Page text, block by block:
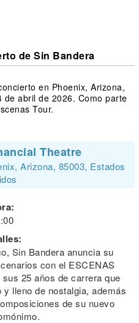
de Sin Bandera
en Phoenix, Arizona,
de abril de 2026. Como parte
Tour.
Theatre
Arizona, 85003, Estados
Sin Bandera anuncia su
con el ESCENAS
25 años de carrera que
lleno de nostalgia, además
de su nuevo